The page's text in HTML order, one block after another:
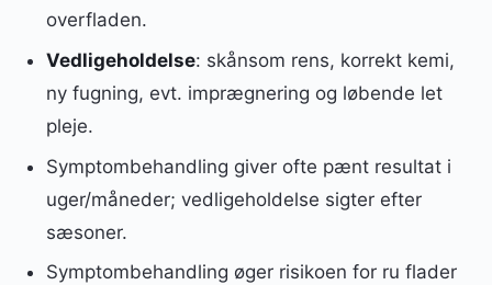
overfladen.
Vedligeholdelse: skånsom rens, korrekt kemi,
ny fugning, evt. imprægnering og løbende let
pleje.
Symptombehandling giver ofte pænt resultat i
uger/måneder; vedligeholdelse sigter efter
sæsoner.
Symptombehandling øger risikoen for ru flader